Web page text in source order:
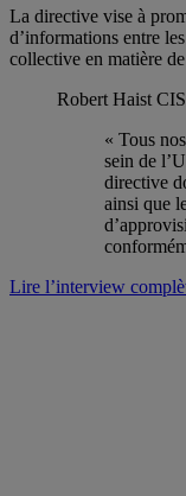
La directive vise à
d’informations entre
collective en matière
Robert Haist
« Tous
sein de
directive
ainsi que
Lire l’interview